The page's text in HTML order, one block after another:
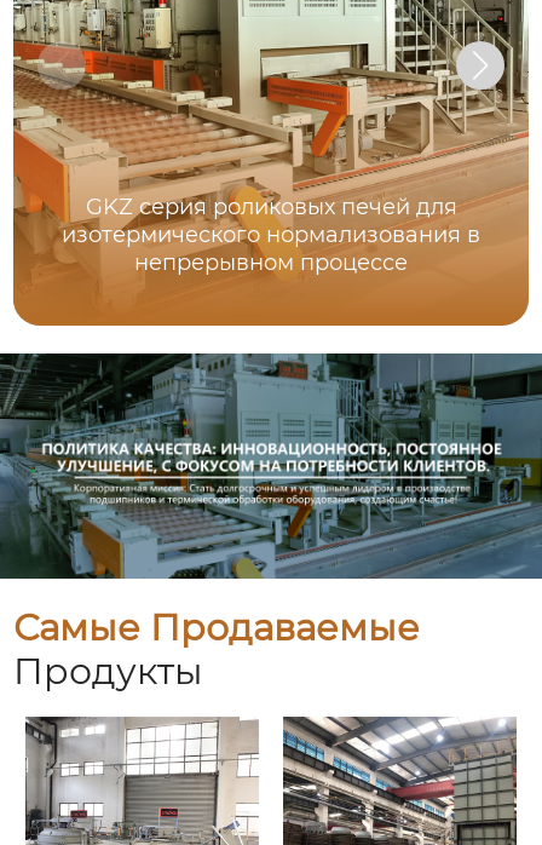
GKZ серия роликовых печей для
изотермического нормализования в
непрерывном процессе
Самые Продаваемые
Продукты